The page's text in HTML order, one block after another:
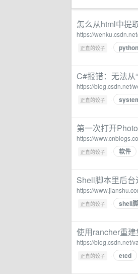
怎么从html中提
https://
正直的饺子 · python
C#报错：无法从
https://blog.csdn.net/
正直的饺子 ·
第一次打开
https://
正直的饺子 · 软件
Shell脚本里后
https://
正直的饺子 · shell
使用rancher重
https://blog.csdn.net/
正直的饺子 · etcd